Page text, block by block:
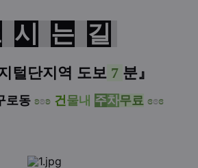
시 는 길
털단지역 도보7 분』
로동 ʚʚʚ 건물내 주차무료 ɞɞɞ